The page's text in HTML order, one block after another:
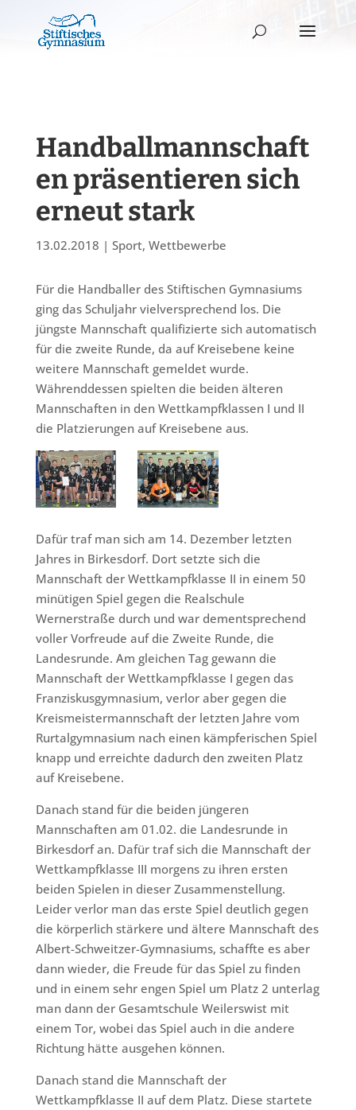
Handballmannschaft
en präsentieren sich
erneut stark
13.02.2018 | Sport, Wettbewerbe
Für die Handballer des Stiftischen Gymnasiums
ging das Schuljahr vielversprechend los. Die
jüngste Mannschaft qualifizierte sich automatisch
für die zweite Runde, da auf Kreisebene keine
weitere Mannschaft gemeldet wurde.
Währenddessen spielten die beiden älteren
Mannschaften in den Wettkampfklassen I und II
die Platzierungen auf Kreisebene aus.
Dafür traf man sich am 14. Dezember letzten
Jahres in Birkesdorf. Dort setzte sich die
Mannschaft der Wettkampfklasse II in einem 50
minütigen Spiel gegen die Realschule
Wernerstraße durch und war dementsprechend
voller Vorfreude auf die Zweite Runde, die
Landesrunde. Am gleichen Tag gewann die
Mannschaft der Wettkampfklasse I gegen das
Franziskusgymnasium, verlor aber gegen die
Kreismeistermannschaft der letzten Jahre vom
Rurtalgymnasium nach einen kämpferischen Spiel
knapp und erreichte dadurch den zweiten Platz
auf Kreisebene.
Danach stand für die beiden jüngeren
Mannschaften am 01.02. die Landesrunde in
Birkesdorf an. Dafür traf sich die Mannschaft der
Wettkampfklasse III morgens zu ihren ersten
beiden Spielen in dieser Zusammenstellung.
Leider verlor man das erste Spiel deutlich gegen
die körperlich stärkere und ältere Mannschaft des
Albert-Schweitzer-Gymnasiums, schaffte es aber
dann wieder, die Freude für das Spiel zu finden
und in einem sehr engen Spiel um Platz 2 unterlag
man dann der Gesamtschule Weilerswist mit
einem Tor, wobei das Spiel auch in die andere
Richtung hätte ausgehen können.
Danach stand die Mannschaft der
Wettkampfklasse II auf dem Platz. Diese startete